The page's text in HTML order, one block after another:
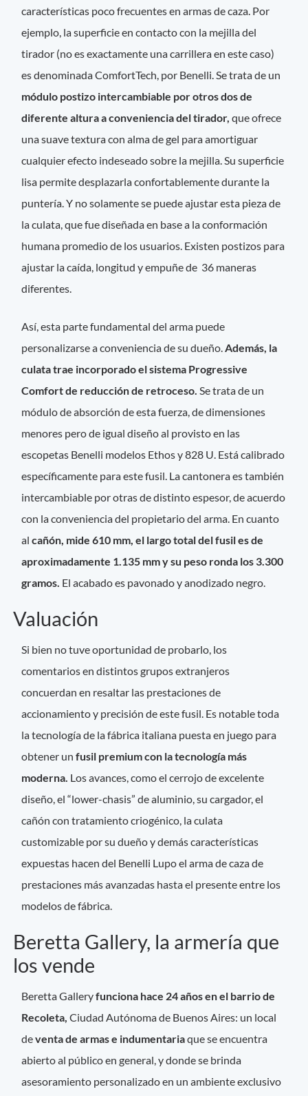
características poco frecuentes en armas de caza. Por
ejemplo, la superficie en contacto con la mejilla del
tirador (no es exactamente una carrillera en este caso)
es denominada ComfortTech, por Benelli. Se trata de un
módulo postizo intercambiable por otros dos de
diferente altura a conveniencia del tirador,que ofrece
una suave textura con alma de gel para amortiguar
cualquier efecto indeseado sobre la mejilla. Su superficie
lisa permite desplazarla confortablemente durante la
puntería. Y no solamente se puede ajustar esta pieza de
la culata, que fue diseñada en base a la conformación
humana promedio de los usuarios. Existen postizos para
ajustar la caída, longitud y empuñe de 36 maneras
diferentes.
Así, esta parte fundamental del arma puede
personalizarse a conveniencia de su dueño. Además, la
culata trae incorporado el sistema Progressive
Comfort de reducción de retroceso. Se trata de un
módulo de absorción de esta fuerza, de dimensiones
menores pero de igual diseño al provisto en las
escopetas Benelli modelos Ethos y 828 U. Está calibrado
específicamente para este fusil. La cantonera es también
intercambiable por otras de distinto espesor, de acuerdo
con la conveniencia del propietario del arma. En cuanto
alcañón, mide 610 mm, el largo total del fusil es de
aproximadamente 1.135 mm y su peso ronda los 3.300
gramos. El acabado es pavonado y anodizado negro.
Valuación
Si bien no tuve oportunidad de probarlo, los
comentarios en distintos grupos extranjeros
concuerdan en resaltar las prestaciones de
accionamiento y precisión de este fusil. Es notable toda
la tecnología de la fábrica italiana puesta en juego para
obtener un fusil premium con la tecnología más
moderna. Los avances, como el cerrojo de excelente
diseño, el “lower-chasis” de aluminio, su cargador, el
cañón con tratamiento criogénico, la culata
customizable por su dueño y demás características
expuestas hacen del Benelli Lupo el arma de caza de
prestaciones más avanzadas hasta el presente entre los
modelos de fábrica.
Beretta Gallery, la armería que
los vende
Beretta Galleryfunciona hace 24 años en el barrio de
Recoleta,Ciudad Autónoma de Buenos Aires: un local
deventa de armas e indumentariaque se encuentra
abierto al público en general, y donde se brinda
asesoramiento personalizado en un ambiente exclusivo